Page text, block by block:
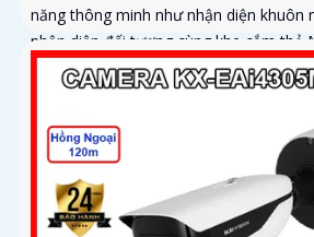
năng thông minh như nhận diện khuôn
nhận diện đối tượng cùng khe cắm thẻ
mang lại sự tiện lợi tối đa được bảo vệ
và hỗ trợ PoE, camera đảm bảo hoạt